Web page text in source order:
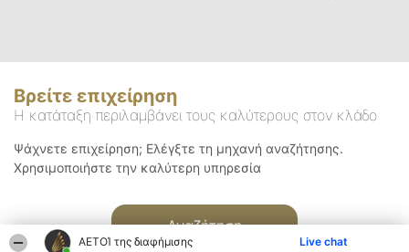
ΑΕΤΟΊ της διαφήμισης Live chat
Βρείτε επιχείρηση
Η κατάταξη περιλαμβάνει τους καλύτερους στον κλάδο
Ψάχνετε επιχείρηση; Ελέγξτε τη μηχανή αναζήτησης.
Χρησιμοποιήστε την καλύτερη υπηρεσία
Αναζήτηση